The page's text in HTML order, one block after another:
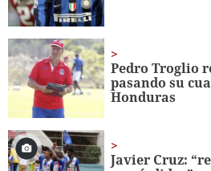
Pedro Troglio
pasando su
Honduras
Javier Cruz: